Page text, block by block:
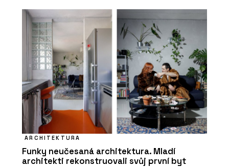
ARCHITEKTURA
Funky neučesaná architektura. Mladí
architekti rekonstruovali svůj první byt